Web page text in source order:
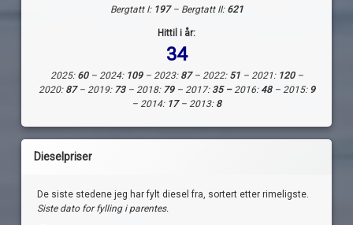
Bergtatt I: 197– Bergtatt II: 621
Hittil i år:
34
2025: 60– 2024: 109– 2023: 87– 2022: 51– 2021: 120–
2020: 87– 2019: 73– 2018: 79– 2017: 35 –2016:48– 2015: 9
– 2014: 17– 2013: 8
Dieselpriser
De siste stedene jeg har fylt diesel fra, sortert etter rimeligste.
Siste dato for fylling i parentes.